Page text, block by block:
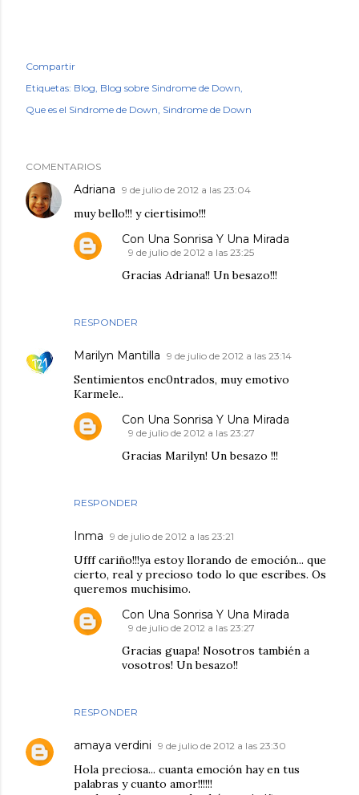
Compartir
Etiquetas: Blog Blog sobre Sindrome de Down
Que es el Sindrome de Down Sindrome de Down
COMENTARIOS
Adriana 9 de julio de 2012 a las 23:04
muy bello!!! y ciertisimo!!!
RESPONDER
Con Una Sonrisa Y Una Mirada
9 de julio de 2012 a las 23:25
Gracias Adriana!! Un besazo!!!
Marilyn Mantilla 9 de julio de 2012 a las 23:14
Sentimientos enc0ntrados, muy emotivo
Karmele..
RESPONDER
Con Una Sonrisa Y Una Mirada
9 de julio de 2012 a las 23:27
Gracias Marilyn! Un besazo !!!
Inma 9 de julio de 2012 a las 23:21
Ufff cariño!!!ya estoy llorando de emoción... que
cierto, real y precioso todo lo que escribes. Os
queremos muchisimo.
RESPONDER
Con Una Sonrisa Y Una Mirada
9 de julio de 2012 a las 23:27
Gracias guapa! Nosotros también a
vosotros! Un besazo!!
amaya verdini 9 de julio de 2012 a las 23:30
Hola preciosa... cuanta emoción hay en tus
palabras y cuanto amor!!!!!!